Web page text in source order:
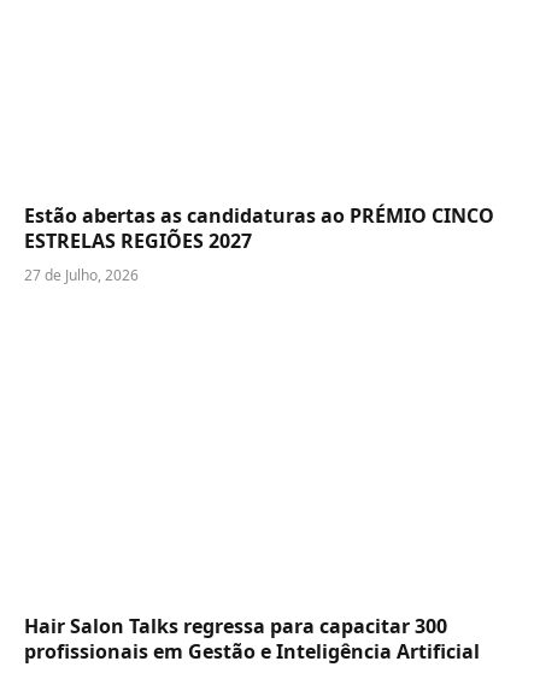
Estão abertas as candidaturas ao PRÉMIO CINCO
ESTRELAS REGIÕES 2027
27 de Julho, 2026
Hair Salon Talks regressa para capacitar 300
profissionais em Gestão e Inteligência Artificial